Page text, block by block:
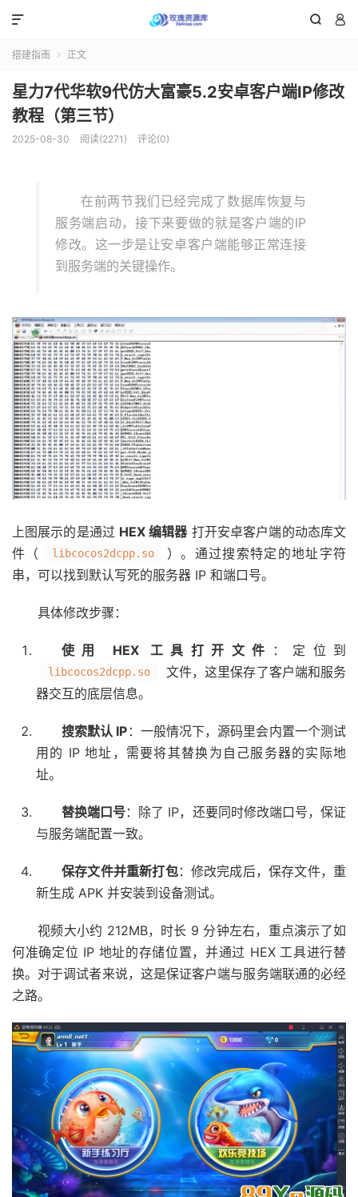
 

搭建指南  正文
星力7代华软9代仿大富豪5.2安卓客户端IP修改
教程（第三节）
2025-08-30 阅读(2271) 评论(0)
在前两节我们已经完成了数据库恢复与
服务端启动，接下来要做的就是客户端的IP
修改。这一步是让安卓客户端能够正常连接
到服务端的关键操作。
上图展示的是通过 HEX 编辑器打开安卓客户端的动态库文
件（
libcocos2dcpp.so
）。通过搜索特定的地址字符
串，可以找到默认写死的服务器 IP 和端口号。
具体修改步骤：
使用 HEX 工具打开文件 ：定位到
libcocos2dcpp.so
文件，这里保存了客户端和服务
器交互的底层信息。
搜索默认 IP ：一般情况下，源码里会内置一个测试
用的 IP 地址，需要将其替换为自己服务器的实际地
址。
替换端口号：除了 IP，还要同时修改端口号，保证
与服务端配置一致。
保存文件并重新打包：修改完成后，保存文件，重
新生成 APK 并安装到设备测试。
视频大小约 212MB，时长 9 分钟左右，重点演示了如
何准确定位 IP 地址的存储位置，并通过 HEX 工具进行替
换。对于调试者来说，这是保证客户端与服务端联通的必经
之路。